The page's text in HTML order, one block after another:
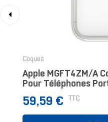
Coques
Apple MGFT4ZM/A
Pour Téléphones
Housse Transparent
Prix
59,59 € TTC